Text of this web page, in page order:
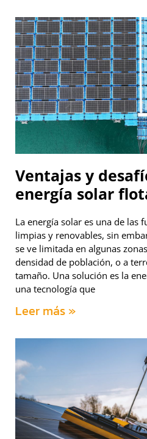
Ventajas y
energía solar
La energía solar es una de las
limpias y renovables, sin
se ve limitada en algunas
densidad de población, o a
tamaño. Una solución es la
una tecnología que
Leer más »